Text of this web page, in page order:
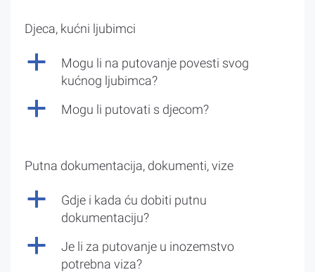
Djeca, kućni ljubimci
a
Mogu li na putovanje povesti svog
kućnog ljubimca?
a Mogu li putovati s djecom?
Putna dokumentacija, dokumenti, vize
a
Gdje i kada ću dobiti putnu
dokumentaciju?
a
Je li za putovanje u inozemstvo
potrebna viza?